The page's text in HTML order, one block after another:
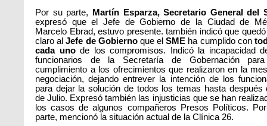
Por su parte,
Martín Esparza, Secretario General del
expresó que el Jefe de Gobierno de la Ciudad de
Marcelo Ebrad, estuvo presente. también indicó que
claro alJefe de Gobiernoque elSME ha cumplido con
cada unode los compromisos. Indicó la incapacidad
funcionarios de la Secretaría de Gobernación
cumplimiento a los ofrecimientos que realizaron en la
negociación, dejando entrever la intención de los
para dejar la solución de todos los temas hasta después
de Julio. Expresó también las injusticias que se han
los casos de algunos compañeros Presos Políticos.
parte, mencionó la situación actual de la Clínica 26.